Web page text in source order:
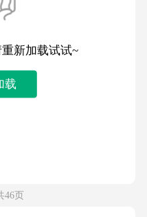
新加载试试~
载
46页